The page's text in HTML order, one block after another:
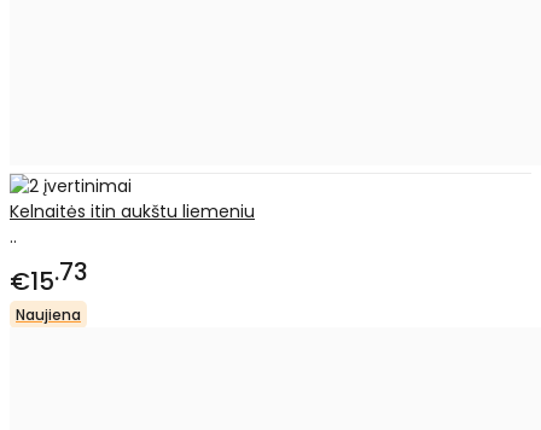
Kelnaitės itin aukštu liemeniu
..
€15 73
Naujiena